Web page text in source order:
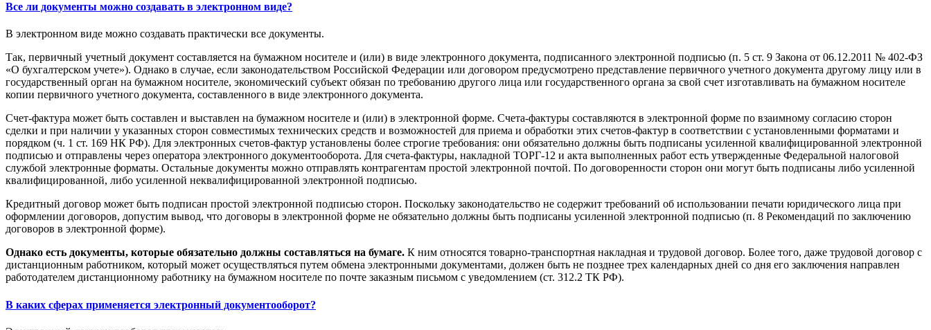
Все ли документы можно создавать в электронном виде?
В электронном виде можно создавать практически все документы.
Так, первичный учетный документ составляется на бумажном носителе и (или) в виде электронного документа, подписанного электронной подписью (п. 5 ст. 9 Закона от 06.12.2011 № 402-ФЗ
«О бухгалтерском учете»). Однако в случае, если законодательством Российской Федерации или договором предусмотрено представление первичного учетного документа другому лицу или в
государственный орган на бумажном носителе, экономический субъект обязан по требованию другого лица или государственного органа за свой счет изготавливать на бумажном носителе
копии первичного учетного документа, составленного в виде электронного документа.
Счет-фактура может быть составлен и выставлен на бумажном носителе и (или) в электронной форме. Счета-фактуры составляются в электронной форме по взаимному согласию сторон
сделки и при наличии у указанных сторон совместимых технических средств и возможностей для приема и обработки этих счетов-фактур в соответствии с установленными форматами и
порядком (ч. 1 ст. 169 НК РФ). Для электронных счетов-фактур установлены более строгие требования: они обязательно должны быть подписаны усиленной квалифицированной электронной
подписью и отправлены через оператора электронного документооборота. Для счета-фактуры, накладной ТОРГ-12 и акта выполненных работ есть утвержденные Федеральной налоговой
службой электронные форматы. Остальные документы можно отправлять контрагентам простой электронной почтой. По договоренности сторон они могут быть подписаны либо усиленной
квалифицированной, либо усиленной неквалифицированной электронной подписью.
Кредитный договор может быть подписан простой электронной подписью сторон. Поскольку законодательство не содержит требований об использовании печати юридического лица при
оформлении договоров, допустим вывод, что договоры в электронной форме не обязательно должны быть подписаны усиленной электронной подписью (п. 8 Рекомендаций по заключению
договоров в электронной форме).
Однако есть документы, которые обязательно должны составляться на бумаге. К ним относятся товарно-транспортная накладная и трудовой договор. Более того, даже трудовой договор с
дистанционным работником, который может осуществляться путем обмена электронными документами, должен быть не позднее трех календарных дней со дня его заключения направлен
работодателем дистанционному работнику на бумажном носителе по почте заказным письмом с уведомлением (ст. 312.2 ТК РФ).
В каких сферах применяется электронный документооборот?